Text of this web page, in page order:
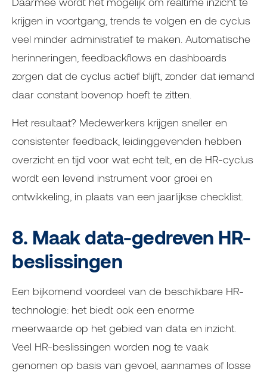
krijgen in voortgang, trends te volgen en de cyclus
veel minder administratief te maken. Automatische
herinneringen, feedbackflows en dashboards
zorgen dat de cyclus actief blijft, zonder dat iemand
daar constant bovenop hoeft te zitten.
Het resultaat? Medewerkers krijgen sneller en
consistenter feedback, leidinggevenden hebben
overzicht en tijd voor wat echt telt, en de HR-cyclus
wordt een levend instrument voor groei en
ontwikkeling, in plaats van een jaarlijkse checklist.
8. Maak data-gedreven HR-
beslissingen
Een bijkomend voordeel van de beschikbare HR-
technologie: het biedt ook een enorme
meerwaarde op het gebied van data en inzicht.
Veel HR-beslissingen worden nog te vaak
genomen op basis van gevoel, aannames of losse